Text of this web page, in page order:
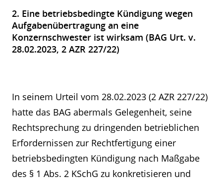
2. Eine betriebsbedingte Kündigung wegen
Aufgabenübertragung an eine
Konzernschwester ist wirksam (BAG Urt. v.
28.02.2023, 2 AZR 227/22)
In seinem Urteil vom 28.02.2023 (2 AZR 227/22)
hatte das BAG abermals Gelegenheit, seine
Rechtsprechung zu dringenden betrieblichen
Erfordernissen zur Rechtfertigung einer
betriebsbedingten Kündigung nach Maßgabe
des § 1 Abs. 2 KSchG zu konkretisieren und